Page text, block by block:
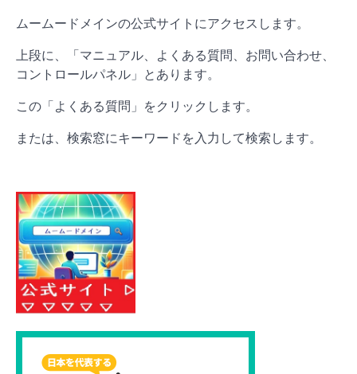
ムームードメインの公式サイトにアクセスします。
上段に、「マニュアル、よくある質問、お問い合わせ、
コントロールパネル」とあります。
この「よくある質問」をクリックします。
または、検索窓にキーワードを入力して検索します。